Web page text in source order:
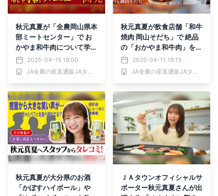
秋元真夏が「全農岡山県本
部ミートセンター」で お
かやま和牛肉について学
ぶ！ 新メニューで使用す
るお肉選びとたれ開発に挑
戦
2025-04-15 19:00
JA全農の産直通販JAタウン
秋元真夏が飲食店舗「和牛
焼肉 岡山そだち」で 絶品
の「おかやま和牛肉」を堪
能！2025-04-11 18:15
JA全農の産直通販JAタウン
秋元真夏が大分県のお酒
「かぼすハイボール」や
ＪＡタウンオフィシャルサ
ポーター秋元真夏さんが出